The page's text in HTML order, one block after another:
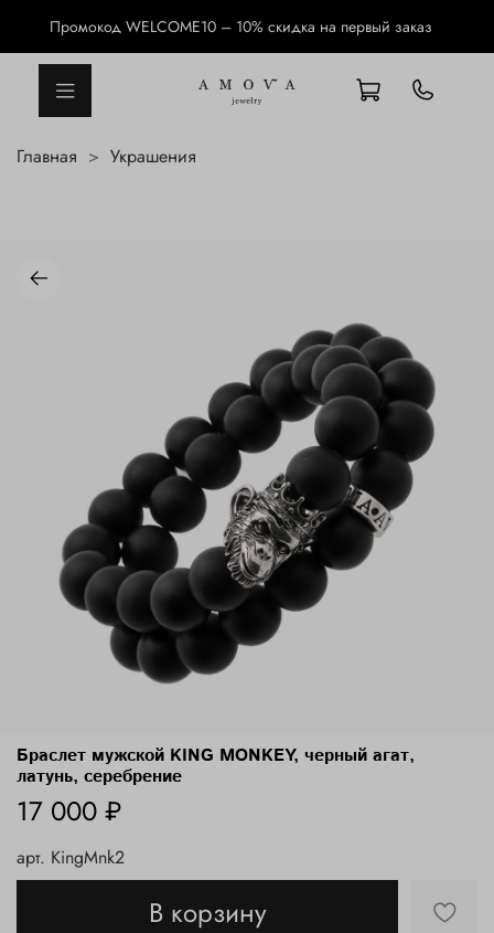
Промокод WELCOME10 – 10% скидка на первый заказ
Главная Украшения
арт. KingMnk2
Браслет мужской KING MONKEY, черный агат,
латунь, серебрение
17 000 ₽
В корзину